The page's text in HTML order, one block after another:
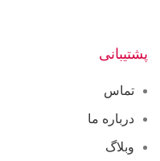
پشتیبانی
تماس
درباره ما
وبلاگ